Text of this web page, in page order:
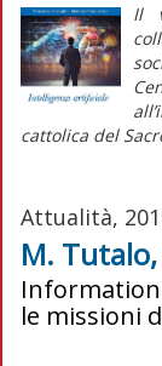
Il
cattolica del
Attualità,
M.
le missioni